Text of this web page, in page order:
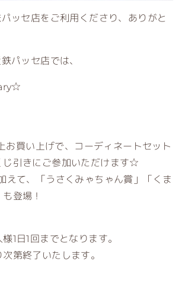
ッセ店をご利用くださり、ありがと
パッセ店では、
お買い上げで、コーディネートセット
じ引きにご参加いただけます☆
えて、「うさくみゃちゃん賞」「くま
登場！
1日1回までとなります。
第終了いたします。